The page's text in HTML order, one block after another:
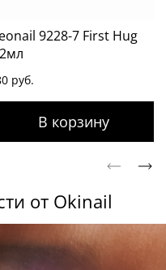
9228-7 First Hug
руб.
от Okinail